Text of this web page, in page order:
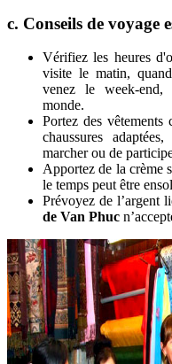
c. Conseils de voyage
Vérifiez les heures
visite le matin,
venez le week-end,
monde.
Portez des vêtements
chaussures
marcher ou de
Apportez de la crème
le temps peut être
Prévoyez de l’argent
de Van Phuc